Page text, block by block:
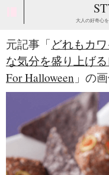
大人の好奇心
元記事「 どれもカ
な気分を盛り上げ
For Halloween 」の